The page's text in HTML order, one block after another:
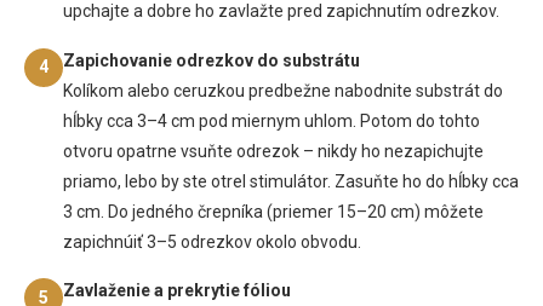
upchajte a dobre ho zavlažte pred zapichnutím odrezkov.
4
Zapichovanie odrezkov do substrátu
Kolíkom alebo ceruzkou predbežne nabodnite substrát do
hĺbky cca 3–4 cm pod miernym uhlom. Potom do tohto
otvoru opatrne vsuňte odrezok – nikdy ho nezapichujte
priamo, lebo by ste otrel stimulátor. Zasuňte ho do hĺbky cca
3 cm. Do jedného črepníka (priemer 15–20 cm) môžete
zapichnúiť 3–5 odrezkov okolo obvodu.
5
Zavlaženie a prekrytie fóliou